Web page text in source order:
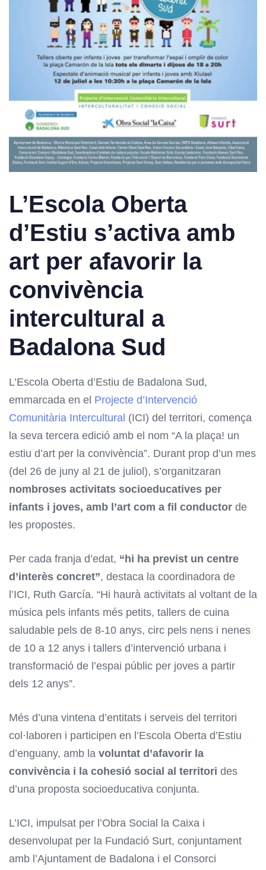
L’Escola Oberta
d’Estiu s’activa amb
art per afavorir la
convivència
intercultural a
Badalona Sud
L’Escola Oberta d’Estiu de Badalona Sud,
emmarcada en el Projecte d’Intervenció
Comunitària Intercultural (ICI) del territori, comença
la seva tercera edició amb el nom “A la plaça! un
estiu d’art per la convivència”. Durant prop d’un mes
(del 26 de juny al 21 de juliol), s’organitzaran
nombroses activitats socioeducatives per
infants i joves, amb l’art com a fil conductor de
les propostes.
Per cada franja d’edat, “hi ha previst un centre
d’interès concret”, destaca la coordinadora de
l’ICI, Ruth García. “Hi haurà activitats al voltant de la
música pels infants més petits, tallers de cuina
saludable pels de 8-10 anys, circ pels nens i nenes
de 10 a 12 anys i tallers d’intervenció urbana i
transformació de l’espai públic per joves a partir
dels 12 anys”.
Més d’una vintena d’entitats i serveis del territori
col·laboren i participen en l’Escola Oberta d’Estiu
d’enguany, amb la voluntat d’afavorir la
convivència i la cohesió social al territori des
d’una proposta socioeducativa conjunta.
L’ICI, impulsat per l’Obra Social la Caixa i
desenvolupat per la Fundació Surt, conjuntament
amb l’Ajuntament de Badalona i el Consorci